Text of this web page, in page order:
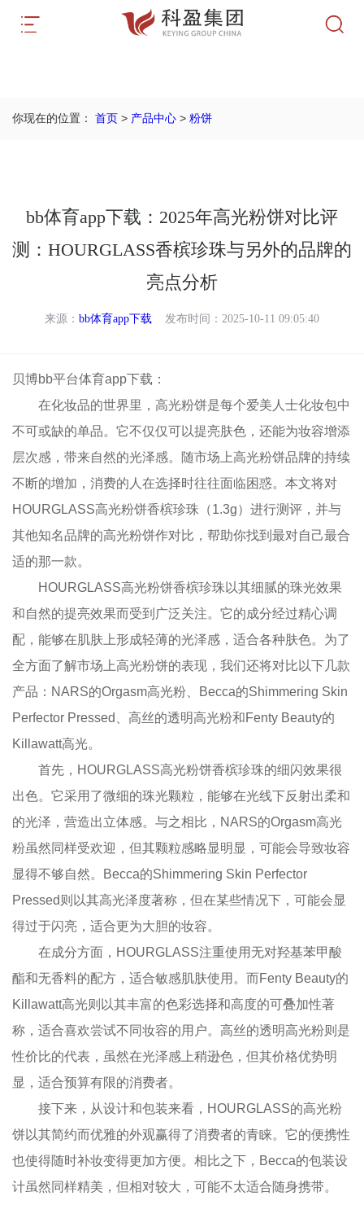
你现在的位置： 首页 > 产品中心 > 粉饼
bb体育app下载：2025年高光粉饼对比评
测：HOURGLASS香槟珍珠与另外的品牌的
亮点分析
来源： bb体育app下载 发布时间：2025-10-11 09:05:40
贝博bb平台体育app下载：
在化妆品的世界里，高光粉饼是每个爱美人士化妆包中
不可或缺的单品。它不仅仅可以提亮肤色，还能为妆容增添
层次感，带来自然的光泽感。随市场上高光粉饼品牌的持续
不断的增加，消费的人在选择时往往面临困惑。本文将对
HOURGLASS高光粉饼香槟珍珠（1.3g）进行测评，并与
其他知名品牌的高光粉饼作对比，帮助你找到最对自己最合
适的那一款。
HOURGLASS高光粉饼香槟珍珠以其细腻的珠光效果
和自然的提亮效果而受到广泛关注。它的成分经过精心调
配，能够在肌肤上形成轻薄的光泽感，适合各种肤色。为了
全方面了解市场上高光粉饼的表现，我们还将对比以下几款
产品：NARS的Orgasm高光粉、Becca的Shimmering Skin
Perfector Pressed、高丝的透明高光粉和Fenty Beauty的
Killawatt高光。
首先，HOURGLASS高光粉饼香槟珍珠的细闪效果很
出色。它采用了微细的珠光颗粒，能够在光线下反射出柔和
的光泽，营造出立体感。与之相比，NARS的Orgasm高光
粉虽然同样受欢迎，但其颗粒感略显明显，可能会导致妆容
显得不够自然。Becca的Shimmering Skin Perfector
Pressed则以其高光泽度著称，但在某些情况下，可能会显
得过于闪亮，适合更为大胆的妆容。
在成分方面，HOURGLASS注重使用无对羟基苯甲酸
酯和无香料的配方，适合敏感肌肤使用。而Fenty Beauty的
Killawatt高光则以其丰富的色彩选择和高度的可叠加性著
称，适合喜欢尝试不同妆容的用户。高丝的透明高光粉则是
性价比的代表，虽然在光泽感上稍逊色，但其价格优势明
显，适合预算有限的消费者。
接下来，从设计和包装来看，HOURGLASS的高光粉
饼以其简约而优雅的外观赢得了消费者的青睐。它的便携性
也使得随时补妆变得更加方便。相比之下，Becca的包装设
计虽然同样精美，但相对较大，可能不太适合随身携带。